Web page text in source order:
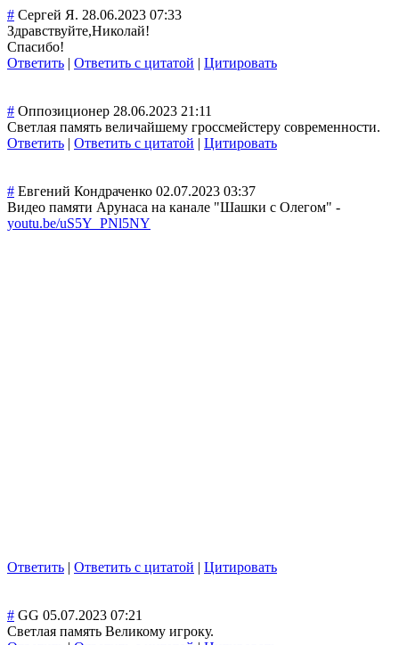
# Сергей Я. 28.06.2023 07:33
Здравствуйте,Николай!
Спасибо!
Ответить | Ответить с цитатой | Цитировать
# Оппозиционер 28.06.2023 21:11
Светлая память величайшему гроссмейстеру современности.
Ответить | Ответить с цитатой | Цитировать
# Евгений Кондраченко 02.07.2023 03:37
Видео памяти Арунаса на канале "Шашки с Олегом" -
youtu.be/uS5Y_PNl5NY
Ответить | Ответить с цитатой | Цитировать
# GG 05.07.2023 07:21
Светлая память Великому игроку.